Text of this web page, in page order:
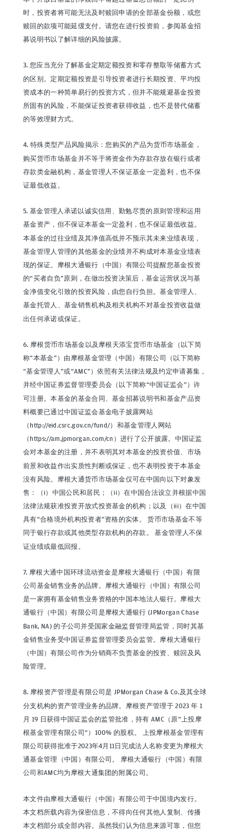
时，投资者将可能无法及时赎回申请的全部基金份额，或您
赎回的款项可能延缓支付。请您在进行投资前，参阅基金招
募说明书以了解详细的风险披露。
3. 您应当充分了解基金定期定额投资和零存整取等储蓄方式
的区别。定期定额投资是引导投资者进行长期投资、平均投
资成本的一种简单易行的投资方式，但并不能规避基金投资
所固有的风险，不能保证投资者获得收益，也不是替代储蓄
的等效理财方式。
4. 特殊类型产品风险揭示：您购买的产品为货币市场基金，
购买货币市场基金并不等于将资金作为存款存放在银行或者
存款类金融机构，基金管理人不保证基金一定盈利，也不保
证最低收益。
5. 基金管理人承诺以诚实信用、勤勉尽责的原则管理和运用
基金资产，但不保证本基金一定盈利，也不保证最低收益。
本基金的过往业绩及其净值高低并不预示其未来业绩表现，
基金管理人管理的其他基金的业绩并不构成对本基金业绩表
现的保证。摩根大通银行（中国）有限公司提醒您基金投资
的“买者自负”原则，在做出投资决策后，基金运营状况与基
金净值变化引致的投资风险，由您自行负担。基金管理人、
基金托管人、基金销售机构及相关机构不对基金投资收益做
出任何承诺或保证。
6. 摩根货币市场基金以及摩根天添宝货币市场基金（以下简
称“本基金”）由摩根基金管理（中国）有限公司（以下简称
“基金管理人”或“AMC”）依照有关法律法规及约定申请募集，
并经中国证券监督管理委员会（以下简称“中国证监会”）许
可注册。本基金的基金合同、基金招募说明书和基金产品资
料概要已通过中国证监会基金电子披露网站
（http://eid.csrc.gov.cn/fund/）和基金管理人网站
（https://am.jpmorgan.com/cn）进行了公开披露。中国证监
会对本基金的注册，并不表明其对本基金的投资价值、市场
前景和收益作出实质性判断或保证，也不表明投资于本基金
没有风险。摩根大通货币市场基金仅可在中国向以下对象发
售：（i）中国公民和居民；（ii）在中国合法设立并根据中国
法律法规获准投资开放式投资基金的机构；以及（iii）在中国
具有“合格境外机构投资者”资格的实体。 货币市场基金不等
同于银行存款或其他类型存款机构的存款。 基金管理人不保
证业绩或最低回报。
7. 摩根大通中国环球流动资金是摩根大通银行（中国）有限
公司基金销售业务的品牌。摩根大通银行（中国）有限公司
是一家拥有基金销售业务资格的中国本地法人银行。摩根大
通银行（中国）有限公司是摩根大通银行 (JPMorgan Chase
Bank, NA) 的子公司并受国家金融监督管理局监管，同时其基
金销售业务受中国证券监督管理委员会监管。摩根大通银行
（中国）有限公司作为分销商不负责基金的投资、赎回及风
险管理。
8. 摩根资产管理是有限公司是 JPMorgan Chase & Co.及其全球
分支机构的资产管理业务的品牌。摩根资产管理于 2023 年 1
月 19 日获得中国证监会的监管批准，持有 AMC（原“上投摩
根基金管理有限公司“）100% 的股权。 上投摩根基金管理有
限公司获得批准于2023年4月11日完成法人名称变更为摩根大
通基金管理（中国）有限公司。 摩根大通银行（中国）有限
公司和AMC均为摩根大通集团的附属公司。
本文件由摩根大通银行（中国）有限公司于中国境内发行。
本文档所载内容为保密信息，不得向任何其他人复制、传播
本文档部分或全部内容。虽然我们认为信息来源可靠，但您